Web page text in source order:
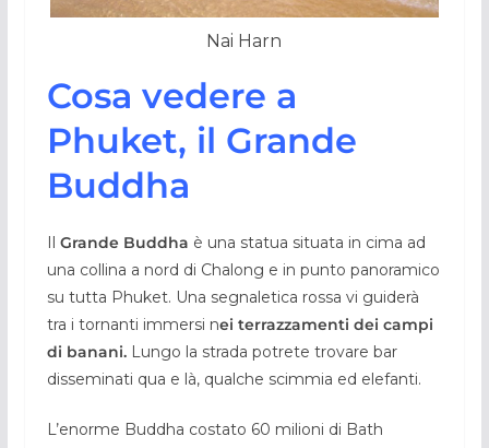
Nai Harn
Cosa vedere a
Phuket, il Grande
Buddha
Il Grande Buddha è una statua situata in cima ad
una collina a nord di Chalong e in punto panoramico
su tutta Phuket. Una segnaletica rossa vi guiderà
tra i tornanti immersi nei terrazzamenti dei campi
di banani. Lungo la strada potrete trovare bar
disseminati qua e là, qualche scimmia ed elefanti.
L’enorme Buddha costato 60 milioni di Bath